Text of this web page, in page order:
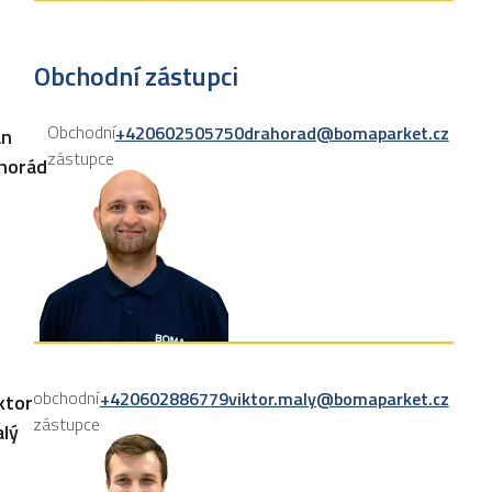
Obchodní zástupci
Obchodní
zástupce
+420602505750drahorad@bomaparket.cz
obchodní
zástupce
+420602886779viktor.maly@bomaparket.cz